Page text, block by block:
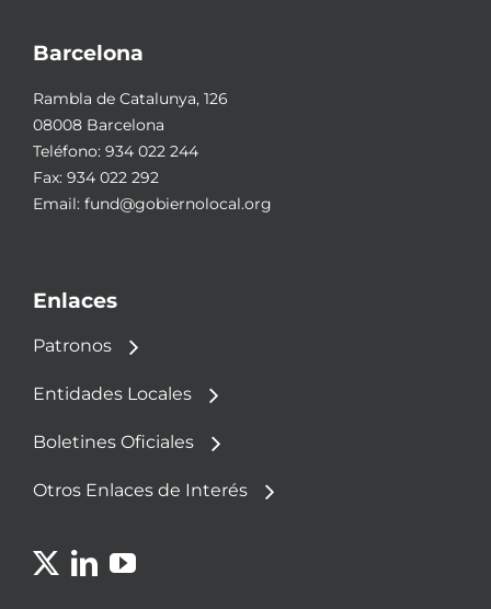
Barcelona
Rambla de Catalunya, 126
08008 Barcelona
Teléfono: 934 022 244
Fax: 934 022 292
Email: fund@gobiernolocal.org
Enlaces
Patronos
Entidades Locales
Boletines Oficiales
Otros Enlaces de Interés